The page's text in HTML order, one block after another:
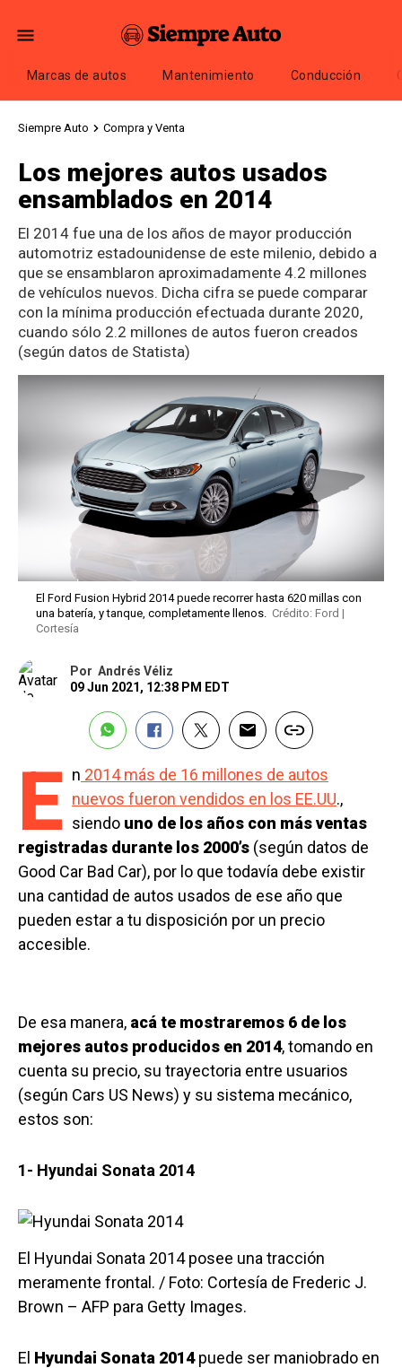
Marcas de autos Mantenimiento Conducción
Siempre Auto Compra y Venta
Los mejores autos usados
ensamblados en 2014
El 2014 fue una de los años de mayor producción
automotriz estadounidense de este milenio, debido a
que se ensamblaron aproximadamente 4.2 millones
de vehículos nuevos. Dicha cifra se puede comparar
con la mínima producción efectuada durante 2020,
cuando sólo 2.2 millones de autos fueron creados
(según datos de Statista)
El Ford Fusion Hybrid 2014 puede recorrer hasta 620 millas con
una batería, y tanque, completamente llenos. Crédito: Ford |
Cortesía
Por Andrés Véliz
09 Jun 2021, 12:38 PM EDT
E n 2014 más de 16 millones de autos
nuevos fueron vendidos en los EE.UU.,
siendo uno de los años con más ventas
registradas durante los 2000’s (según datos de
Good Car Bad Car), por lo que todavía debe existir
una cantidad de autos usados de ese año que
pueden estar a tu disposición por un precio
accesible.
De esa manera, acá te mostraremos 6 de los
mejores autos producidos en 2014, tomando en
cuenta su precio, su trayectoria entre usuarios
(según Cars US News) y su sistema mecánico,
estos son:
1- Hyundai Sonata 2014
El Hyundai Sonata 2014 posee una tracción
meramente frontal. / Foto: Cortesía de Frederic J.
Brown – AFP para Getty Images.
El Hyundai Sonata 2014puede ser maniobrado en